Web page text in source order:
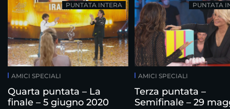
AMICI SPECIALI
Quarta puntata – La
finale – 5 giugno 2020
PUNTATA INTERA
AMICI SPECIALI
Terza puntata –
Semifinale – 29
PUNTATA